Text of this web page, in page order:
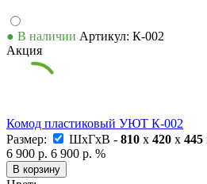
● В наличии Артикул: К-002
Акция
Комод пластиковый УЮТ К-002
Размер:
ШxГxВ - 810 x 420 x 445
6 900 р. 6 900 р. %
В корзину